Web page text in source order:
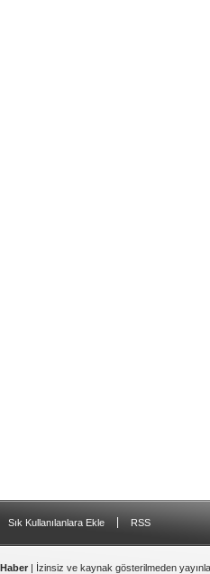
Sık Kullanılanlara Ekle RSS
| İzinsiz ve kaynak gösterilmeden